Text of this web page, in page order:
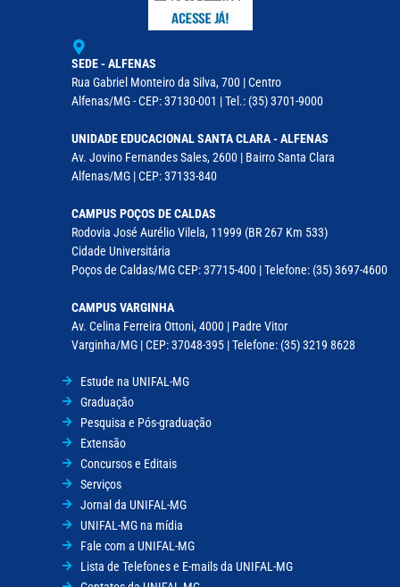
SEDE - ALFENAS
Rua Gabriel Monteiro da Silva, 700 | Centro
Alfenas/MG - CEP: 37130-001 | Tel.: (35) 3701-9000
UNIDADE EDUCACIONAL SANTA CLARA - ALFENAS
Av. Jovino Fernandes Sales, 2600 | Bairro Santa Clara
Alfenas/MG | CEP: 37133-840
CAMPUS POÇOS DE CALDAS
Rodovia José Aurélio Vilela, 11999 (BR 267 Km 533)
Cidade Universitária
Poços de Caldas/MG CEP: 37715-400 | Telefone: (35) 3697-4600
CAMPUS VARGINHA
Av. Celina Ferreira Ottoni, 4000 | Padre Vitor
Varginha/MG | CEP: 37048-395 | Telefone: (35) 3219 8628
Estude na UNIFAL-MG
Graduação
Pesquisa e Pós-graduação
Extensão
Concursos e Editais
Serviços
Jornal da UNIFAL-MG
UNIFAL-MG na mídia
Fale com a UNIFAL-MG
Lista de Telefones e E-mails da UNIFAL-MG